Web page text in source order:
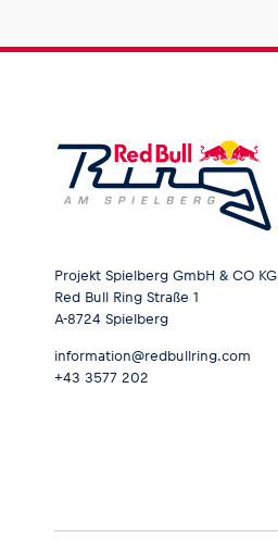
Projekt Spielberg GmbH & CO KG
Red Bull Ring Straße 1
A-8724 Spielberg
information@redbullring.com
+43 3577 202